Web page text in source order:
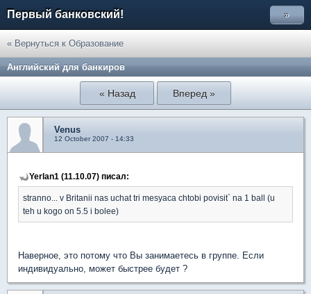
Первый банковский! »
« Вернуться к Образование
Английский для банкиров
« Назад Вперед »
Venus
12 October 2007 - 14:33
Yerlan1 (11.10.07) писал:
stranno... v Britanii nas uchat tri mesyaca chtobi povisit` na 1 ball (u
teh u kogo on 5.5 i bolee)
Наверное, это потому что Вы занимаетесь в группе. Если
индивидуально, может быстрее будет ?